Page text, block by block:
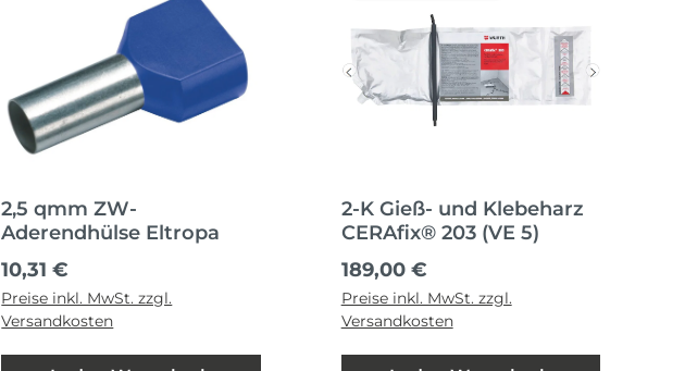
2,5 qmm ZW-
Aderendhülse Eltropa
Regulärer Preis:
10,31 €
Preise inkl. MwSt. zzgl.
Versandkosten
2-K Gieß- und Klebeharz
CERAfix® 203 (VE 5)
Regulärer Preis:
189,00 €
Preise inkl. MwSt. zzgl.
Versandkosten